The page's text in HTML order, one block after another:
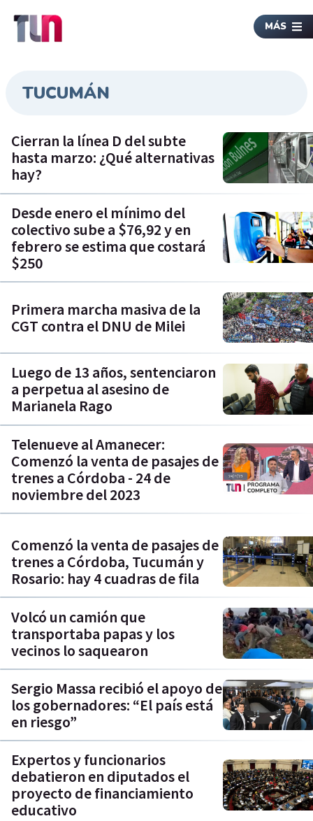
MÁS
TUCUMÁN
Cierran la línea D del subte
hasta marzo: ¿Qué alternativas
hay?
Desde enero el mínimo del
colectivo sube a $76,92 y en
febrero se estima que costará
$250
Primera marcha masiva de la
CGT contra el DNU de Milei
Luego de 13 años, sentenciaron
a perpetua al asesino de
Marianela Rago
Telenueve al Amanecer:
Comenzó la venta de pasajes de
trenes a Córdoba - 24 de
noviembre del 2023
Comenzó la venta de pasajes de
trenes a Córdoba, Tucumán y
Rosario: hay 4 cuadras de fila
Volcó un camión que
transportaba papas y los
vecinos lo saquearon
Sergio Massa recibió el apoyo de
los gobernadores: “El país está
en riesgo”
Expertos y funcionarios
debatieron en diputados el
proyecto de financiamiento
educativo